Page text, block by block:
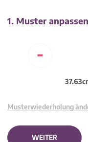
1. Muster anpassen
-
Musterwiederholung
WEITER